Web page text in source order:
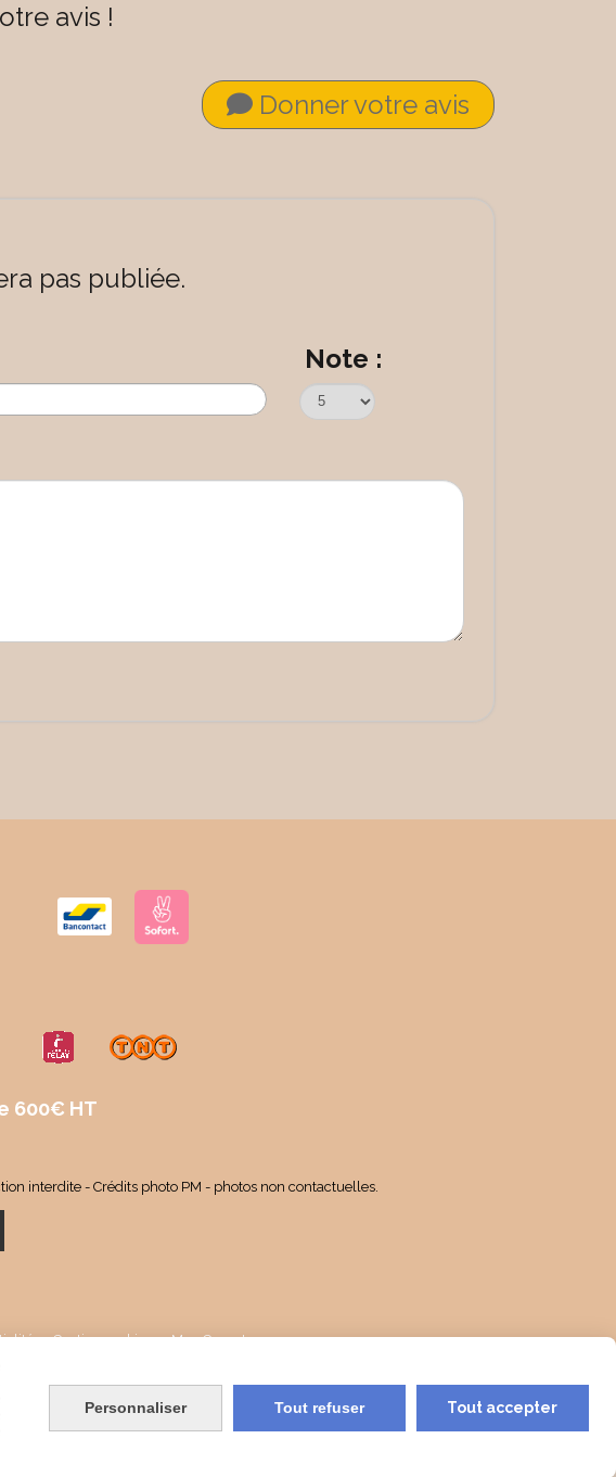
avis !
Donner votre avis
pas publiée.
Note :
600€ HT
interdite - Crédits photo PM - photos non contactuelles.
Gestion cookies Mon Compte
Personnaliser Tout refuser Tout accepter